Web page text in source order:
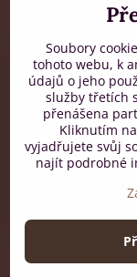
Kde nás
Zákaznická
od 8:00 do 16:00,
+421 917 436
©2026Copyright
Soubory
tohoto webu, k
údajů o jeho
služby třetích
přenášena
Kliknutím
vyjadřujete svůj
najít podrobné